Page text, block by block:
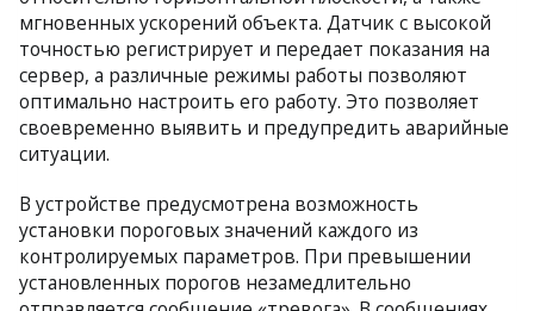
мгновенных ускорений объекта. Датчик с высокой
точностью регистрирует и передает показания на
сервер, а различные режимы работы позволяют
оптимально настроить его работу. Это позволяет
своевременно выявить и предупредить аварийные
ситуации.
В устройстве предусмотрена возможность
установки пороговых значений каждого из
контролируемых параметров. При превышении
установленных порогов незамедлительно